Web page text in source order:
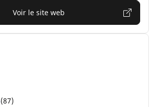
Voir le site web
(87)